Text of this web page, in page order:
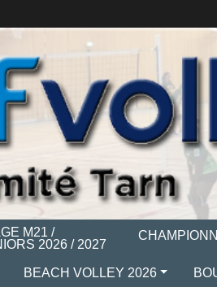
M21 /
2026 / 2027
BEACH VOLLEY 2026